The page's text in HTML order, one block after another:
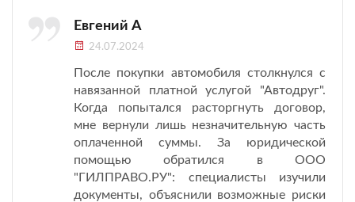
Евгений А
24.07.2024
После покупки автомобиля столкнулся с
навязанной платной услугой "Автодруг".
Когда попытался расторгнуть договор,
мне вернули лишь незначительную часть
оплаченной суммы. За юридической
помощью обратился в ООО
"ГИЛПРАВО.РУ": специалисты изучили
документы, объяснили возможные риски